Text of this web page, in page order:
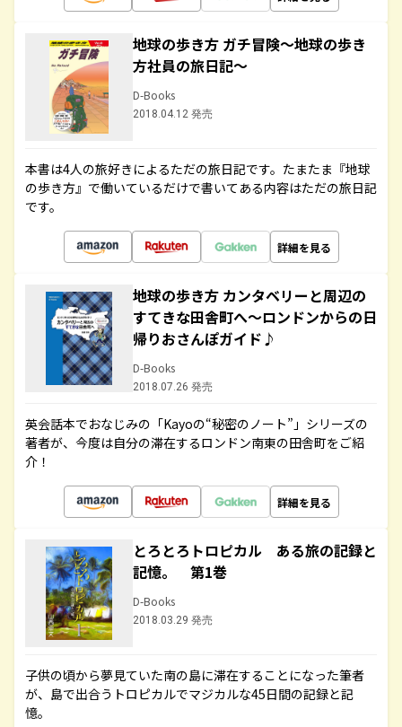
地球の歩き方 ガチ冒険～地球の歩き
方社員の旅日記～
D-Books
2018.04.12 発売
本書は4人の旅好きによるただの旅日記です。たまたま『地球
の歩き方』で働いているだけで書いてある内容はただの旅日記
です。
詳細を見る
地球の歩き方 カンタベリーと周辺の
すてきな田舎町へ～ロンドンからの日
帰りおさんぽガイド♪
D-Books
2018.07.26 発売
英会話本でおなじみの「Kayoの“秘密のノート”」シリーズの
著者が、今度は自分の滞在するロンドン南東の田舎町をご紹
介！
詳細を見る
とろとろトロピカル ある旅の記録と
記憶。 第1巻
D-Books
2018.03.29 発売
子供の頃から夢見ていた南の島に滞在することになった筆者
が、島で出合うトロピカルでマジカルな45日間の記録と記
憶。